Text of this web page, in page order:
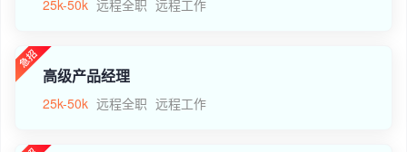
25k-50k 远程全职 远程工作
高级产品经理
25k-50k 远程全职 远程工作